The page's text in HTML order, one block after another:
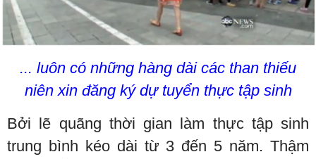
... luôn có những hàng dài các than thiếu
niên xin đăng ký dự tuyển thực tập sinh
Bởi lẽ quãng thời gian làm thực tập sinh
trung bình kéo dài từ 3 đến 5 năm. Thậm